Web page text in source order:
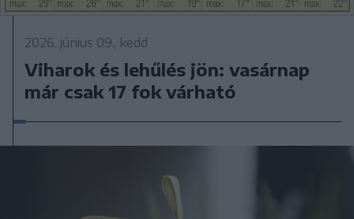
2026. június 09., kedd
Viharok és lehűlés jön: vasárnap
már csak 17 fok várható